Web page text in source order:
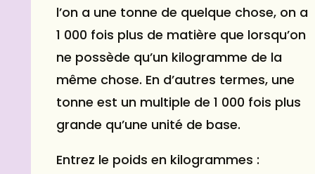
l’on a une tonne de quelque chose, on a
1 000 fois plus de matière que lorsqu’on
ne possède qu’un kilogramme de la
même chose. En d’autres termes, une
tonne est un multiple de 1 000 fois plus
grande qu’une unité de base.
Entrez le poids en kilogrammes :